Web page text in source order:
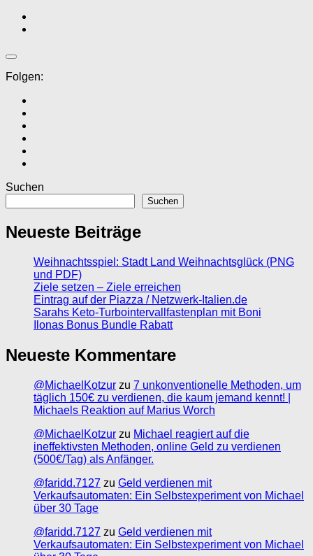
Folgen:
Suchen
Suchen
Neueste Beiträge
Weihnachtsspiel: Stadt Land Weihnachtsglück (PNG
und PDF)
Ziele setzen – Ziele erreichen
Eintrag auf der Piazza / Netzwerk-Italien.de
Sarahs Keto-Turbointervallfastenplan mit Boni
Ilonas Bonus Bundle Rabatt
Neueste Kommentare
@MichaelKotzur zu 7 unkonventionelle Methoden, um
täglich 150€ zu verdienen, die kaum jemand kennt! |
Michaels Reaktion auf Marius Worch
@MichaelKotzur zu Michael reagiert auf die
ineffektivsten Methoden, online Geld zu verdienen
(500€/Tag) als Anfänger.
@faridd.7127 zu Geld verdienen mit
Verkaufsautomaten: Ein Selbstexperiment von Michael
über 30 Tage
@faridd.7127 zu Geld verdienen mit
Verkaufsautomaten: Ein Selbstexperiment von Michael